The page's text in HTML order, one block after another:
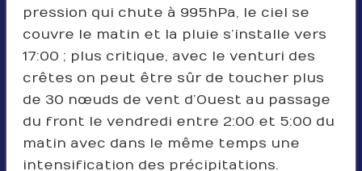
pression qui chute à 995hPa, le ciel se
couvre le matin et la pluie s’installe vers
17:00 ; plus critique, avec le venturi des
crêtes on peut être sûr de toucher plus
de 30 nœuds de vent d’Ouest au passage
du front le vendredi entre 2:00 et 5:00 du
matin avec dans le même temps une
intensification des précipitations.